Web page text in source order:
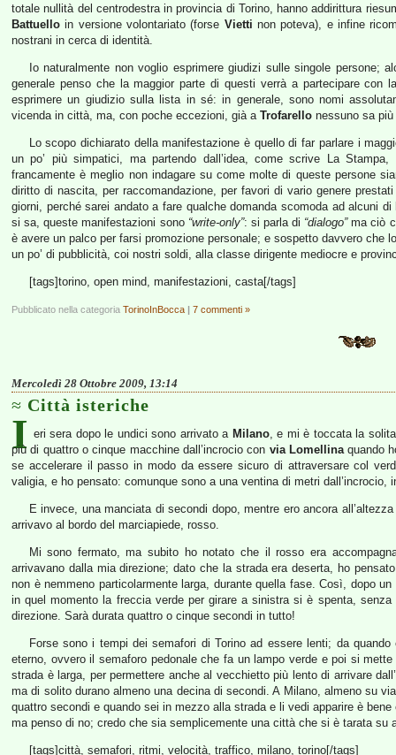
totale nullità del centrodestra in provincia di Torino, hanno addirittura
Battuello in versione volontariato (forse Vietti non poteva), e infine
nostrani in cerca di identità.
Io naturalmente non voglio esprimere giudizi sulle singole persone;
generale penso che la maggior parte di questi verrà a partecipare con
esprimere un giudizio sulla lista in sé: in generale, sono nomi
vicenda in città, ma, con poche eccezioni, già a Trofarello nessuno sa
Lo scopo dichiarato della manifestazione è quello di far parlare i
un po’ più simpatici, ma partendo dall’idea, come scrive La
francamente è meglio non indagare su come molte di queste persone
diritto di nascita, per raccomandazione, per favori di vario genere
giorni, perché sarei andato a fare qualche domanda scomoda ad alcuni
si sa, queste manifestazioni sono “write-only”: si parla di “dialogo”ma ciò
è avere un palco per farsi promozione personale; e sospetto davvero che
un po’ di pubblicità, coi nostri soldi, alla classe dirigente mediocre e
[tags]torino, open mind, manifestazioni, casta[/tags]
Pubblicato nella categoria TorinoInBocca | 7 commenti »
Mercoledì 28 Ottobre 2009, 13:14
Città isteriche
I eri sera dopo le undici sono arrivato a Milano, e mi è toccata la
più di quattro o cinque macchine dall’incrocio con via Lomellinaquando
se accelerare il passo in modo da essere sicuro di attraversare col
valigia, e ho pensato: comunque sono a una ventina di metri
E invece, una manciata di secondi dopo, mentre ero ancora
arrivavo al bordo del marciapiede, rosso.
Mi sono fermato, ma subito ho notato che il rosso era
arrivavano dalla mia direzione; dato che la strada era deserta, ho
non è nemmeno particolarmente larga, durante quella fase. Così, dopo
in quel momento la freccia verde per girare a sinistra si è spenta,
direzione. Sarà durata quattro o cinque secondi in tutto!
Forse sono i tempi dei semafori di Torino ad essere lenti; da
eterno, ovvero il semaforo pedonale che fa un lampo verde e poi si
strada è larga, per permettere anche al vecchietto più lento di arrivare
ma di solito durano almeno una decina di secondi. A Milano, almeno su
quattro secondi e quando sei in mezzo alla strada e li vedi apparire è
ma penso di no; credo che sia semplicemente una città che si è tarata su
[tags]città, semafori, ritmi, velocità, traffico, milano, torino[/tags]